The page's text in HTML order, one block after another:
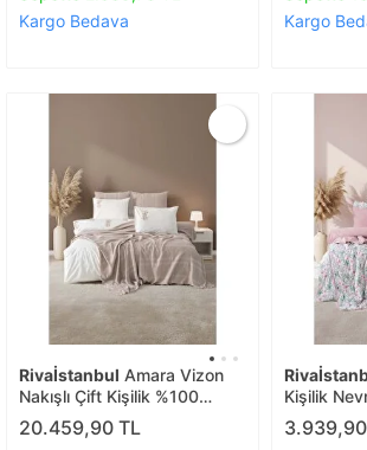
Kargo Bedava
Kargo
Rivaİstanbul Amara Vizon
Nakışlı Çift Kişilik %100
Pamuklu Nevresimli Pike Seti
- 7 Parça Çeyiz Seti
20.459,90 TL
Kişilik
- 7 Parça